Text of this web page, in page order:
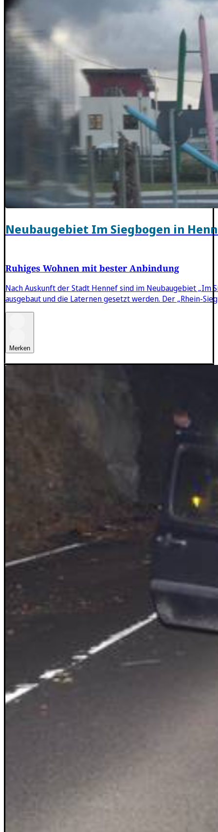
Neubaugebiet Im Siegbogen in
Ruhiges Wohnen mit bester Anbindung
Nach Auskunft der Stadt Hennef sind im Neubaugebiet „Im
ausgebaut und die Laternen gesetzt werden. Der „Rhein-
Merken